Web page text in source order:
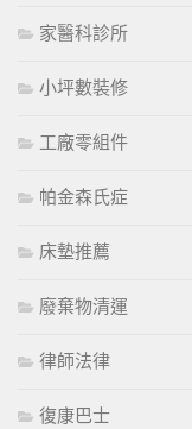
家醫科診所
小坪數裝修
工廠零組件
帕金森氏症
床墊推薦
廢棄物清運
律師法律
復康巴士